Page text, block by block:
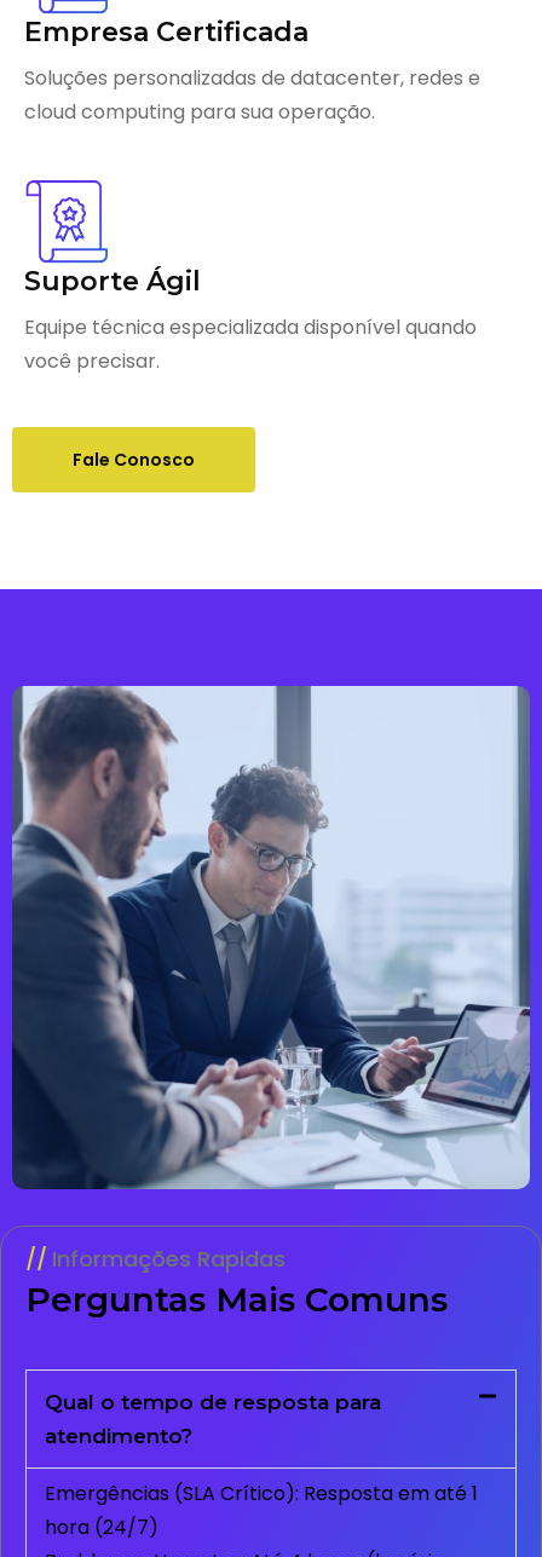
Empresa Certificada
Soluções personalizadas de datacenter, redes e
cloud computing para sua operação.
Suporte Ágil
Equipe técnica especializada disponível quando
você precisar.
Fale Conosco
Informações Rapidas
Perguntas Mais Comuns
Qual o tempo de resposta para
atendimento?
Emergências (SLA Crítico): Resposta em até 1
hora (24/7)